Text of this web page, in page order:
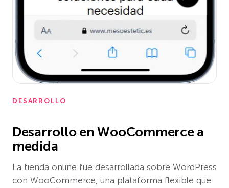
DESARROLLO
Desarrollo en WooCommerce a
medida
La tienda online fue desarrollada sobre WordPress
con WooCommerce, una plataforma flexible que